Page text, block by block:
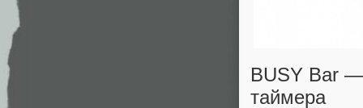
BUSY Bar —
таймера